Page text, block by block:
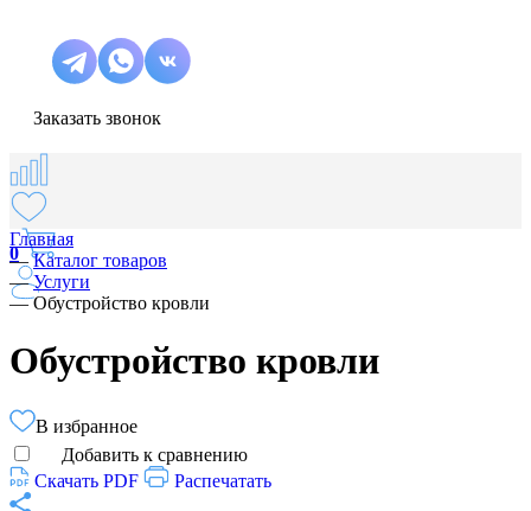
Заказать звонок
0
Главная
—Каталог товаров
—Услуги
—Обустройство кровли
Обустройство кровли
В избранное
Добавить к сравнению
Скачать PDF
Распечатать